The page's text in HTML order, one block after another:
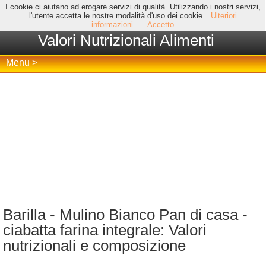
I cookie ci aiutano ad erogare servizi di qualità. Utilizzando i nostri servizi,
l'utente accetta le nostre modalità d'uso dei cookie.
Ulteriori
informazioni
Accetto
Valori Nutrizionali Alimenti
Menu >
Barilla - Mulino Bianco Pan di casa -
ciabatta farina integrale: Valori
nutrizionali e composizione